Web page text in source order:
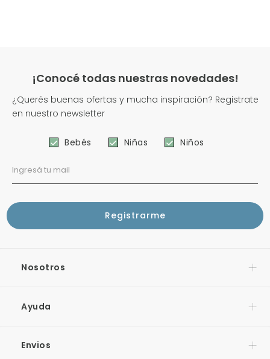
¡Conocé todas nuestras novedades!
¿Querés buenas ofertas y mucha inspiración? Registrate
en nuestro newsletter
Bebés Niñas Niños
Nosotros
Ayuda
Envios